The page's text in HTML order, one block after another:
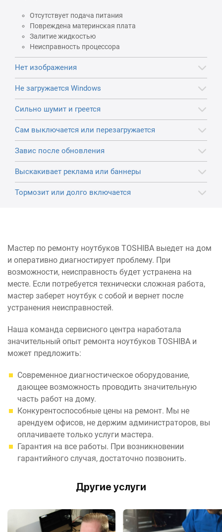
Отсутствует подача питания
Повреждена материнская плата
Залитие жидкостью
Неисправность процессора
Нет изображения
Не загружается Windows
Сильно шумит и греется
Сам выключается или перезагружается
Завис после обновления
Выскакивает реклама или баннеры
Тормозит или долго включается
Мастер по ремонту ноутбуков TOSHIBA выедет на дом
и оперативно диагностирует проблему. При
возможности, неисправность будет устранена на
месте. Если потребуется технически сложная работа,
мастер заберет ноутбук с собой и вернет после
устранения неисправностей.
Наша команда сервисного центра наработала
значительный опыт ремонта ноутбуков TOSHIBA и
может предложить:
Современное диагностическое оборудование,
дающее возможность проводить значительную
часть работ на дому.
Конкурентоспособные цены на ремонт. Мы не
арендуем офисов, не держим администраторов, вы
оплачиваете только услуги мастера.
Гарантия на все работы. При возникновении
гарантийного случая, достаточно позвонить.
Другие услуги